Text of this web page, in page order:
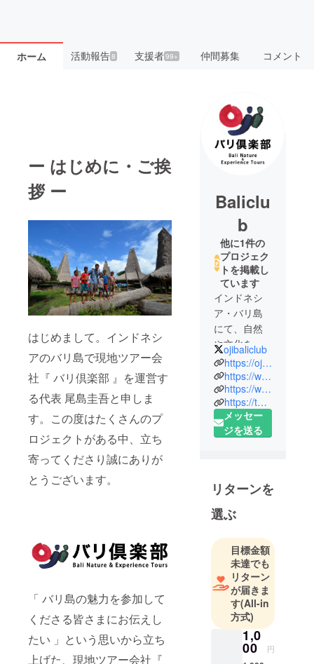
ホーム 活動報告8 支援者99+ 仲間募集 コメント
ー はじめに・ご挨
拶 ー
はじめまして。インドネシ
アのバリ島で現地ツアー会
社『 バリ倶楽部 』を運営す
る代表 尾島圭吾と申しま
す。この度はたくさんのプ
ロジェクトがある中、立ち
寄ってくださり誠にありが
とうございます。
「 バリ島の魅力を参加して
くださる皆さまにお伝えし
たい 」という思いから立ち
上げた、現地ツアー会社『
Baliclu
b
他に1件の
プロジェク
トを掲載し
ています
インドネシ
ア・バリ島
にて、自然
や文化を体
験するツ
アーを催行
している 日
本語専門オ
プショナル
ツアー会社
オリジナル
ツアーだけ
をご案内し
ちょっと珍
しいツアー
会社です。
バリ本島を
はじめ、バ
リ島から行
ける離島レ
ンボンガン
ojibaliclub
https://oji-baliclub.com/
https://web.facebook.com/BaliClub/?_rdc=1&_rdr
https://www.instagram.com/ojibaliclub/?hl=en
https://twitter.com/ojibaliclub
メッセー
ジを送る
リターンを
選ぶ
目標金額
未達でも
リターン
が届きま
す(All-in
方式)
1,0
00 円